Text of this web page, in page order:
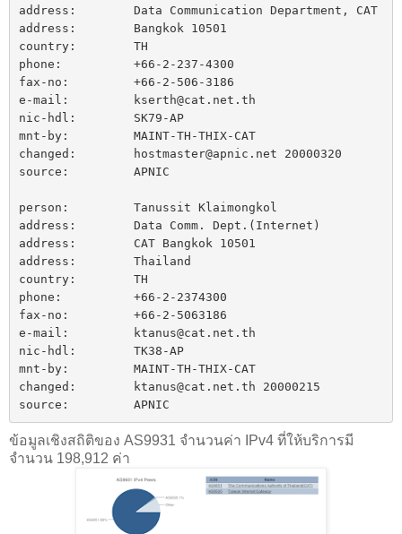
address:        Data Communication Department, CAT
address:        Bangkok 10501
country:        TH
phone:          +66-2-237-4300
fax-no:         +66-2-506-3186
e-mail:         kserth@cat.net.th
nic-hdl:        SK79-AP
mnt-by:         MAINT-TH-THIX-CAT
changed:        hostmaster@apnic.net 20000320
source:         APNIC
person:         Tanussit Klaimongkol
address:        Data Comm. Dept.(Internet)
address:        CAT Bangkok 10501
address:        Thailand
country:        TH
phone:          +66-2-2374300
fax-no:         +66-2-5063186
e-mail:         ktanus@cat.net.th
nic-hdl:        TK38-AP
mnt-by:         MAINT-TH-THIX-CAT
changed:        ktanus@cat.net.th 20000215
source:         APNIC
ข้อมูลเชิงสถิติของ AS9931 จำนวนค่า IPv4 ที่ให้บริการมี
จำนวน 198,912 ค่า